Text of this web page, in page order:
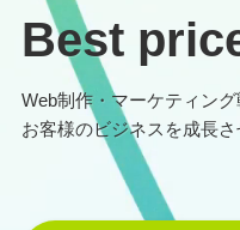
Best
Web制作・マーケティン
お客様のビジネスを成長さ